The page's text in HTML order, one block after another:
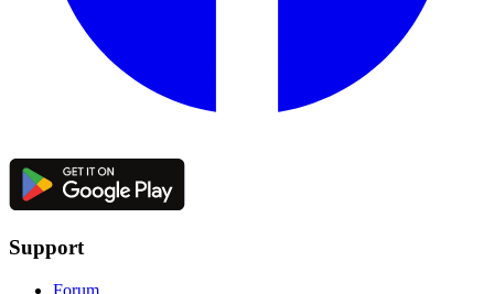
Support
Forum